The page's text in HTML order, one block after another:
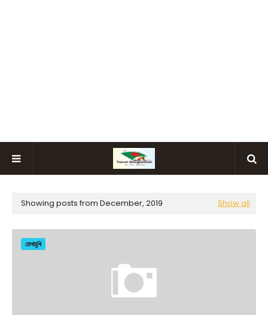
Showing posts from December, 2019 Show all
চোখাচুখি